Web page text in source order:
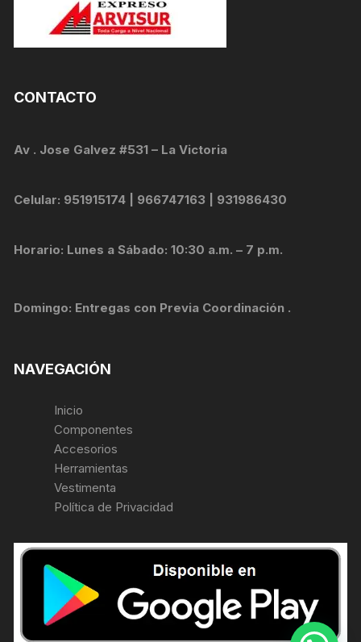
CONTACTO
Av . Jose Galvez #531 – La Victoria
Celular: 951915174 | 966747163 | 931986430
Horario: Lunes a Sábado: 10:30 a.m. – 7 p.m.
Domingo: Entregas con Previa Coordinación .
NAVEGACIÓN
Inicio
Componentes
Accesorios
Herramientas
Vestimenta
Política de Privacidad